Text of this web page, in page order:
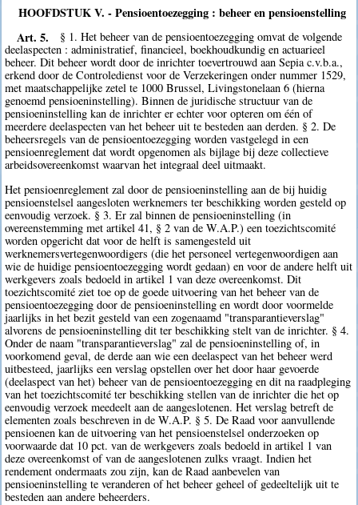
HOOFDSTUK V. - Pensioentoezegging : beheer en pensioenstelling
Art. 5.
§ 1. Het beheer van de pensioentoezegging omvat de volgende
deelaspecten : administratief, financieel, boekhoudkundig en actuarieel
beheer. Dit beheer wordt door de inrichter toevertrouwd aan Sepia c.v.b.a.,
erkend door de Controledienst voor de Verzekeringen onder nummer 1529,
met maatschappelijke zetel te 1000 Brussel, Livingstonelaan 6 (hierna
genoemd pensioeninstelling). Binnen de juridische structuur van de
pensioeninstelling kan de inrichter er echter voor opteren om één of
meerdere deelaspecten van het beheer uit te besteden aan derden. § 2. De
beheersregels van de pensioentoezegging worden vastgelegd in een
pensioenreglement dat wordt opgenomen als bijlage bij deze collectieve
arbeidsovereenkomst waarvan het integraal deel uitmaakt.
Het pensioenreglement zal door de pensioeninstelling aan de bij huidig
pensioenstelsel aangesloten werknemers ter beschikking worden gesteld op
eenvoudig verzoek. § 3. Er zal binnen de pensioeninstelling (in
overeenstemming met artikel 41, § 2 van de W.A.P.) een toezichtscomité
worden opgericht dat voor de helft is samengesteld uit
werknemersvertegenwoordigers (die het personeel vertegenwoordigen aan
wie de huidige pensioentoezegging wordt gedaan) en voor de andere helft uit
werkgevers zoals bedoeld in artikel 1 van deze overeenkomst. Dit
toezichtscomité ziet toe op de goede uitvoering van het beheer van de
pensioentoezegging door de pensioeninstelling en wordt door voormelde
jaarlijks in het bezit gesteld van een zogenaamd "transparantieverslag"
alvorens de pensioeninstelling dit ter beschikking stelt van de inrichter. § 4.
Onder de naam "transparantieverslag" zal de pensioeninstelling of, in
voorkomend geval, de derde aan wie een deelaspect van het beheer werd
uitbesteed, jaarlijks een verslag opstellen over het door haar gevoerde
(deelaspect van het) beheer van de pensioentoezegging en dit na raadpleging
van het toezichtscomité ter beschikking stellen van de inrichter die het op
eenvoudig verzoek meedeelt aan de aangeslotenen. Het verslag betreft de
elementen zoals beschreven in de W.A.P. § 5. De Raad voor aanvullende
pensioenen kan de uitvoering van het pensioenstelsel onderzoeken op
voorwaarde dat 10 pct. van de werkgevers zoals bedoeld in artikel 1 van
deze overeenkomst of van de aangeslotenen zulks vraagt. Indien het
rendement ondermaats zou zijn, kan de Raad aanbevelen van
pensioeninstelling te veranderen of het beheer geheel of gedeeltelijk uit te
besteden aan andere beheerders.